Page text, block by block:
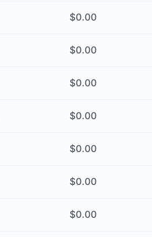
$0.00
$0.00
$0.00
$0.00
$0.00
$0.00
$0.00